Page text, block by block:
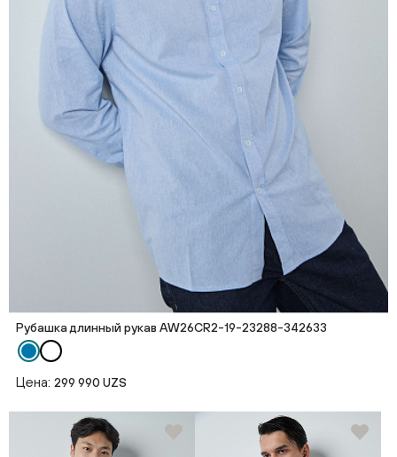
Рубашка длинный рукав AW26CR2-19-23288-342633
Цена: 299 990 UZS